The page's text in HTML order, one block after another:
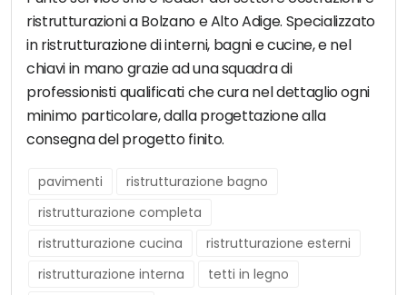
ristrutturazioni a Bolzano e Alto Adige. Specializzato
in ristrutturazione di interni, bagni e cucine, e nel
chiavi in mano grazie ad una squadra di
professionisti qualificati che cura nel dettaglio ogni
minimo particolare, dalla progettazione alla
consegna del progetto finito.
pavimenti
ristrutturazione bagno
ristrutturazione completa
ristrutturazione cucina
ristrutturazione esterni
ristrutturazione interna
tetti in legno